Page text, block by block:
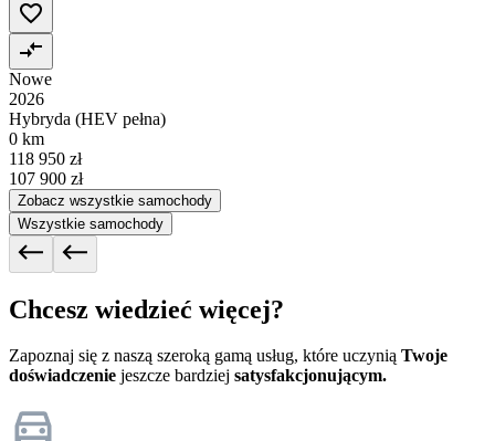
Nowe
2026
Hybryda (HEV pełna)
0 km
118 950 zł
107 900 zł
Zobacz wszystkie samochody
Wszystkie samochody
Chcesz wiedzieć więcej?
Zapoznaj się z naszą szeroką gamą usług, które uczynią Twoje
doświadczenie jeszcze bardziej satysfakcjonującym.